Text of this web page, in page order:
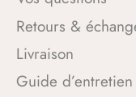
Retours &
Livraison
Guide d’entretien